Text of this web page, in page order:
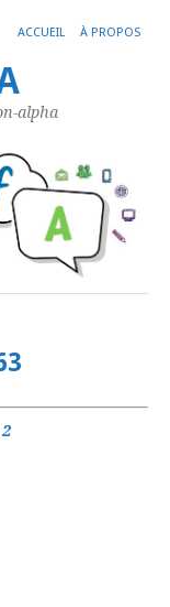
ACCUEIL À PROPOS
alpha